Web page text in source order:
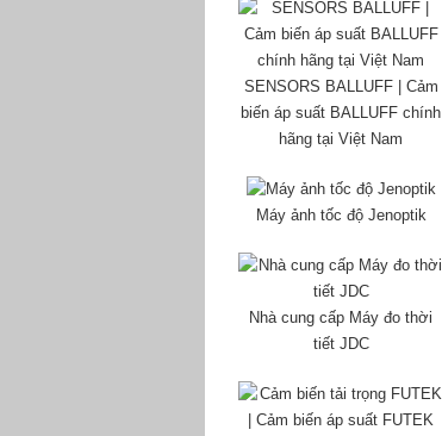
SENSORS BALLUFF | Cảm
biến áp suất BALLUFF chính
hãng tại Việt Nam
Máy ảnh tốc độ Jenoptik
Nhà cung cấp Máy đo thời
tiết JDC